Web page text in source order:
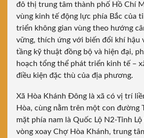
đô thị trung tâm thành phố Hồ Chí
vùng kinh tế động lực phía Bắc của
triển không gian vùng theo hướng
vững, thích ứng với biến đổi khí hậu
tầng kỹ thuật đồng bộ và hiện đại,
hoạch tổng thể phát triển kinh tế –
điều kiện đặc thù của địa phương.
Xã Hòa Khánh Đông là xã có vị trí
Hòa, cùng nằm trên một con đường
mặt phía nam là Quốc Lộ N2-Tỉnh
vòng xoay Chợ Hòa Khánh, trung